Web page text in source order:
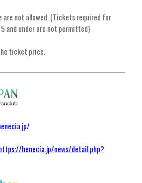
are not allowed. (Tickets required for
and under are not permitted)
ticket price.
henecia.jp/news/detail.php?